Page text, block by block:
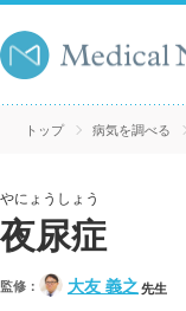
トップ 病気を調べる
やにょうしょう
夜尿症
監修： 大友 義之 先生